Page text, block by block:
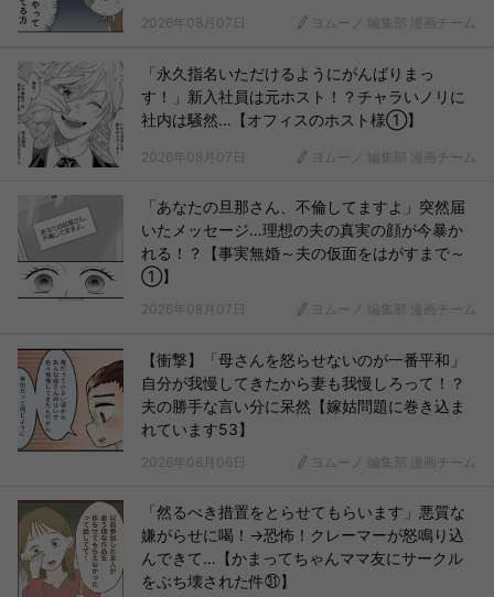
2026年08月07日 ヨムーノ 編集部 漫画チーム
「永久指名いただけるようにがんばりまっ
す！」新入社員は元ホスト！？チャラいノリに
社内は騒然…【オフィスのホスト様①】
2026年08月07日 ヨムーノ 編集部 漫画チーム
「あなたの旦那さん、不倫してますよ」突然届
いたメッセージ…理想の夫の真実の顔が今暴か
れる！？【事実無婚～夫の仮面をはがすまで～
①】
2026年08月07日 ヨムーノ 編集部 漫画チーム
【衝撃】「母さんを怒らせないのが一番平和」
自分が我慢してきたから妻も我慢しろって！？
夫の勝手な言い分に呆然【嫁姑問題に巻き込ま
れています53】
2026年08月06日 ヨムーノ 編集部 漫画チーム
「然るべき措置をとらせてもらいます」悪質な
嫌がらせに喝！→恐怖！クレーマーが怒鳴り込
んできて…【かまってちゃんママ友にサークル
をぶち壊された件㉛】